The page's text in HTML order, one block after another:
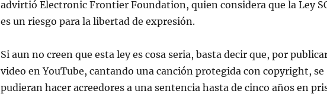
advirtió Electronic Frontier Foundation, quien considera que la Ley
es un riesgo para la libertad de expresión.
Si aun no creen que esta ley es cosa seria, basta decir que, por
video en YouTube, cantando una canción protegida con copyright, se
pudieran hacer acreedores a una sentencia hasta de cinco años en